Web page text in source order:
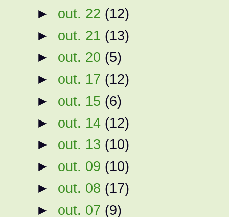
► out. 22 (12)
► out. 21 (13)
► out. 20 (5)
► out. 17 (12)
► out. 15 (6)
► out. 14 (12)
► out. 13 (10)
► out. 09 (10)
► out. 08 (17)
► out. 07 (9)